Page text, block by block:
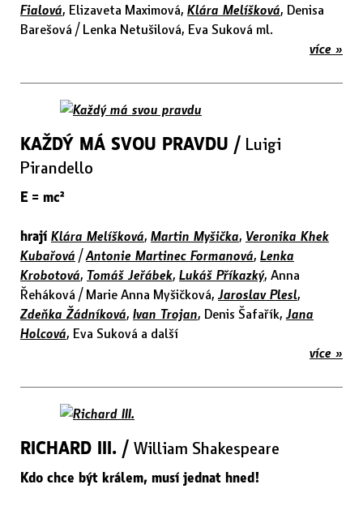
Fialová, Elizaveta Maximová, Klára Melíšková, Denisa
Barešová / Lenka Netušilová, Eva Suková ml.
více »
KAŽDÝ MÁ SVOU PRAVDU / Luigi
Pirandello
E = mc²
hrajíKlára Melíšková, Martin Myšička, Veronika Khek
Kubařová /Antonie Martinec Formanová, Lenka
Krobotová, Tomáš Jeřábek, Lukáš Příkazký, Anna
Řeháková / Marie Anna Myšičková,Jaroslav Plesl,
Zdeňka Žádníková, Ivan Trojan, Denis Šafařík,Jana
Holcová, Eva Suková a další
více »
RICHARD III. / William Shakespeare
Kdo chce být králem, musí jednat hned!